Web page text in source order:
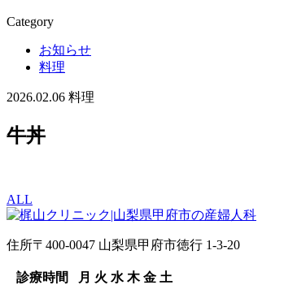
Category
お知らせ
料理
2026.02.06 料理
牛丼
ALL
住所〒400-0047 山梨県甲府市徳行 1-3-20
診療時間 月 火 水 木 金 土